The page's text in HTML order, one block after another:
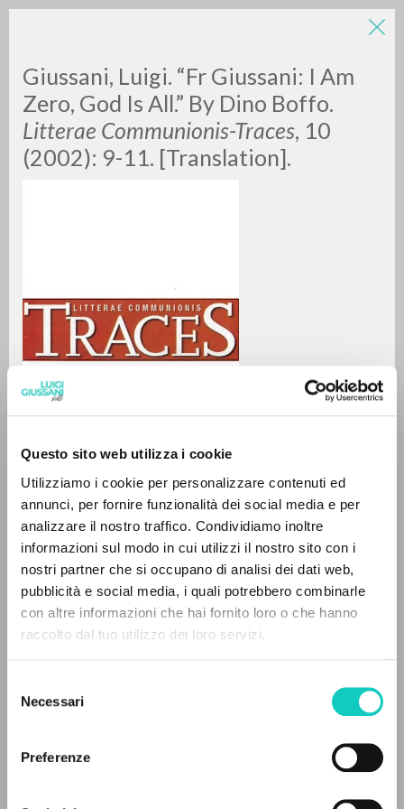
Questo sito web utilizza i cookie
Utilizziamo i cookie per personalizzare contenuti ed
annunci, per fornire funzionalità dei social media e per
analizzare il nostro traffico. Condividiamo inoltre
informazioni sul modo in cui utilizzi il nostro sito con i
nostri partner che si occupano di analisi dei dati web,
pubblicità e social media, i quali potrebbero combinarle
con altre informazioni che hai fornito loro o che hanno
raccolto dal tuo utilizzo dei loro servizi.
delNecessari
Preferenze
Giussani, Luigi. “Fr Giussani: I Am
Zero, God Is All.” By Dino Boffo.
Litterae Communionis-Traces, 10
(2002): 9-11. [Translation].
Boffo Dino Intervista
Giussani LuigiAutore
Inglese
Litterae Communionis-Traces
2002
LUIGI
GIUSSANI
0DOCUMENTI TROVATI
RISULTATI SUCCESSIVI